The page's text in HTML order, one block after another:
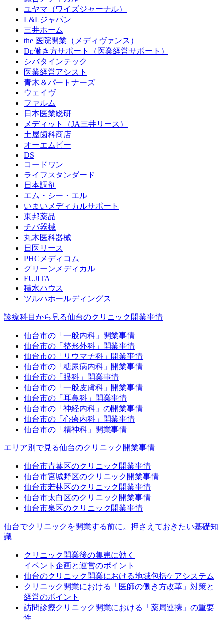
ユヤマ（ワイズジャーナル）
L&Lジャパン
三井ホーム
the 医院開業（メディヴァンス）
Dr.働き方サポート（医業経営サポート）
シバタインテック
医業経営アシスト
青木＆パートナーズ
ウェイヴ
ファルム
日本医業総研
メディット（JA三井リース）
土屋歯科商店
オーエムピー
DS
コードワン
ライフスタンダード
日本調剤
エム・シー・エル
いまいメディカルサポート
東邦薬品
チバ器械
丸木医科器械
日医リース
PHCメディコム
グリーンメディカル
FUJITA
積水ハウス
ツルハホールディングス
診療科目から見る仙台のクリニック開業事情
仙台市の「一般内科」開業事情
仙台市の「整形外科」開業事情
仙台市の「リウマチ科」開業事情
仙台市の「糖尿病内科」開業事情
仙台市の「眼科」開業事情
仙台市の「一般皮膚科」開業事情
仙台市の「耳鼻科」開業事情
仙台市の「神経内科」の開業事情
仙台市の「心療内科」開業事情
仙台市の「精神科」開業事情
エリア別で見る仙台のクリニック開業事情
仙台市青葉区のクリニック開業事情
仙台市宮城野区のクリニック開業事情
仙台市若林区のクリニック開業事情
仙台市太白区のクリニック開業事情
仙台市泉区のクリニック開業事情
仙台でクリニックを開業する前に。押さえておきたい基礎知
識
クリニック開業後の集患に効く
イベント企画と運営のポイント
仙台のクリニック開業における地域包括ケアシステム
クリニック開業における「医師の働き方改革」対策と
経営のポイント
訪問診療クリニック開業における「薬局連携」の重要
性